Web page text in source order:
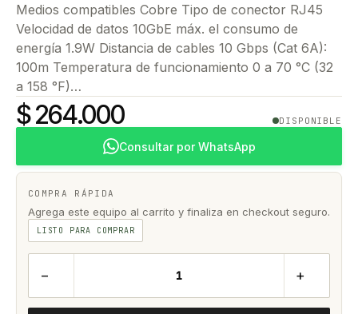
Medios compatibles Cobre Tipo de conector RJ45
Velocidad de datos 10GbE máx. el consumo de
energía 1.9W Distancia de cables 10 Gbps (Cat 6A):
100m Temperatura de funcionamiento 0 a 70 °C (32
a 158 °F)…
$ 264.000 DISPONIBLE
Consultar por WhatsApp
COMPRA RÁPIDA
Agrega este equipo al carrito y finaliza en checkout seguro.
LISTO PARA COMPRAR
− +